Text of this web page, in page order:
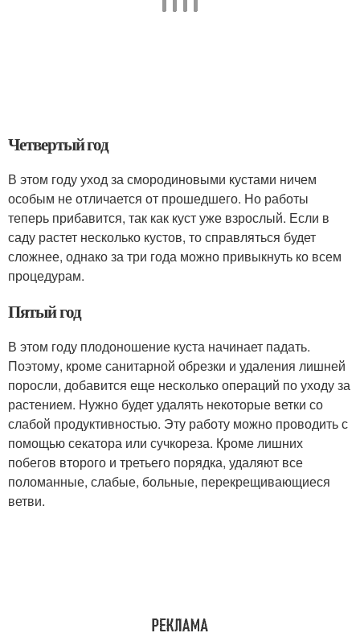
Четвертый год
В этом году уход за смородиновыми кустами ничем
особым не отличается от прошедшего. Но работы
теперь прибавится, так как куст уже взрослый. Если в
саду растет несколько кустов, то справляться будет
сложнее, однако за три года можно привыкнуть ко всем
процедурам.
Пятый год
В этом году плодоношение куста начинает падать.
Поэтому, кроме санитарной обрезки и удаления лишней
поросли, добавится еще несколько операций по уходу за
растением. Нужно будет удалять некоторые ветки со
слабой продуктивностью. Эту работу можно проводить с
помощью секатора или сучкореза. Кроме лишних
побегов второго и третьего порядка, удаляют все
поломанные, слабые, больные, перекрещивающиеся
ветви.